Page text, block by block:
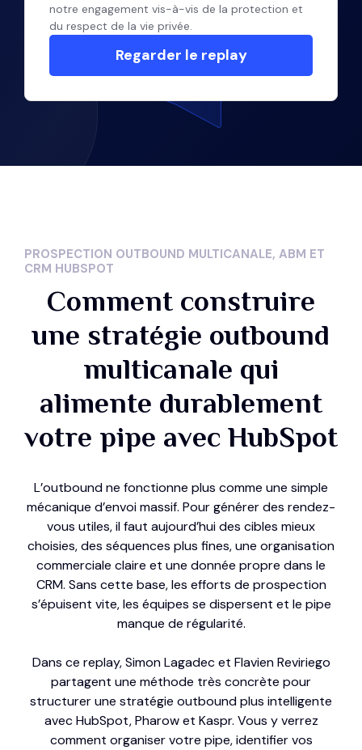
notre engagement vis-à-vis de la protection et
du respect de la vie privée.
PROSPECTION OUTBOUND MULTICANALE, ABM ET
CRM HUBSPOT
Comment construire
une stratégie outbound
multicanale qui
alimente durablement
votre pipe avec HubSpot
L’outbound ne fonctionne plus comme une simple
mécanique d’envoi massif. Pour générer des rendez-
vous utiles, il faut aujourd’hui des cibles mieux
choisies, des séquences plus fines, une organisation
commerciale claire et une donnée propre dans le
CRM. Sans cette base, les efforts de prospection
s’épuisent vite, les équipes se dispersent et le pipe
manque de régularité.
Dans ce replay, Simon Lagadec et Flavien Reviriego
partagent une méthode très concrète pour
structurer une stratégie outbound plus intelligente
avec HubSpot, Pharow et Kaspr. Vous y verrez
comment organiser votre pipe, identifier vos